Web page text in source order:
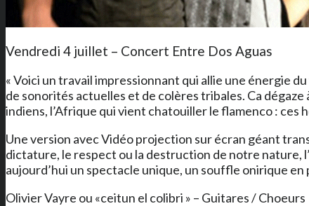
Vendredi 4 juillet – Concert Entre Dos Aguas
« Voici un travail impressionnant qui allie une énergie
de sonorités actuelles et de colères tribales. Ca
indiens, l’Afrique qui vient chatouiller le flamenco : ces
Une version avec Vidéo projection sur écran géant
dictature, le respect ou la destruction de notre nature,
aujourd’hui un spectacle unique, un souffle onirique
Olivier Vayre ou «ceitun el colibri » – Guitares / Choeurs